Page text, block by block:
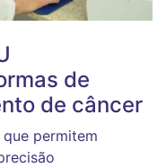
de
de câncer
permitem